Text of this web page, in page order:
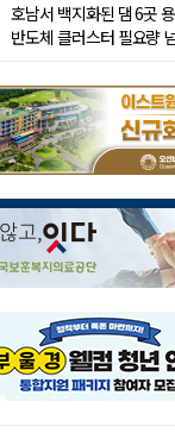
호남서 백지화된 댐 6곳
반도체 클러스터 필요량